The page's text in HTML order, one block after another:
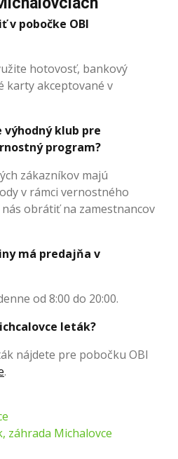
v pobočke OBI
hotovosť, bankový
karty akceptované v
výhodný klub pre
program?
zákazníkov majú
v rámci vernostného
obrátiť na zamestnancov
má predajňa v
od 8:00 do 20:00.
leták?
nájdete pre pobočku OBI
.
záhrada Michalovce